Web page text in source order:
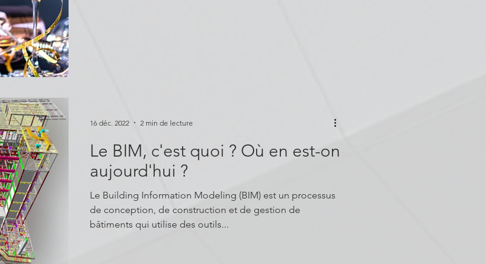
Le BIM, c'est quoi ? Où en est-on
aujourd'hui ?
Le Building Information Modeling (BIM) est un processus
de conception, de construction et de gestion de
bâtiments qui utilise des outils...
16 déc. 2022 2 min de lecture